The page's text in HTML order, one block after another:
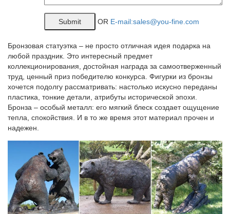
Лада Приора 2 фотографии, новости, цены, отзывы, тюнинг.
katalog-kartinok5w3lgdm.dom-dobryi.ru/в/1
katalog-kartinokt3q.vdomerobot.ru/Т/1
Цены на строительство домов в краснодаре.
Ошибка 404
Ошибка 404. К сожалению, запрашиваемая страница не
найдена. Воспользуйтесь навигацией или перейдите на
главную страницу сайта.
katalog-kartinokfjxy3pi.mysunhouse.ru/л/5
Яровое снять жилье цены на 2017 год.
Fatal error: Uncaught Error: Call to undefined function
mysql_query() in…
OR E-mail:sales@you-fine.com
Бронзовая статуэтка – не просто отличная идея подарка на
любой праздник. Это интересный предмет
коллекционирования, достойная награда за самоотверженный
труд, ценный приз победителю конкурса. Фигурки из бронзы
хочется подолгу рассматривать: настолько искусно переданы
пластика, тонкие детали, атрибуты исторической эпохи.
Бронза – особый металл: его мягкий блеск создает ощущение
тепла, спокойствия. И в то же время этот материал прочен и
надежен.